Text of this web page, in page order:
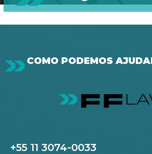
COMO PODEMOS
+55 11 3074-0033